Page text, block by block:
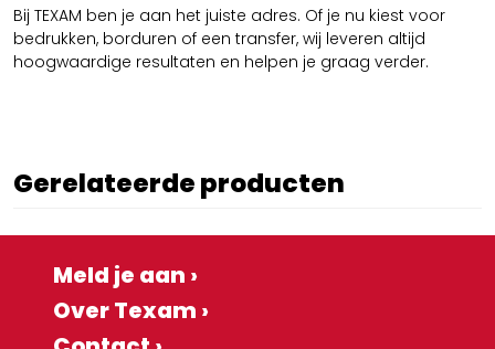
Bij TEXAM ben je aan het juiste adres. Of je nu kiest voor
bedrukken, borduren of een transfer, wij leveren altijd
hoogwaardige resultaten en helpen je graag verder.
Gerelateerde producten
Meld je aan ›
Over Texam ›